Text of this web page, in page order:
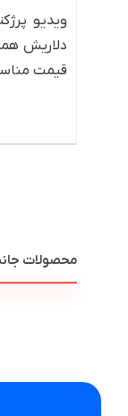
ویدیو
دلاریش
قیمت
محصولات